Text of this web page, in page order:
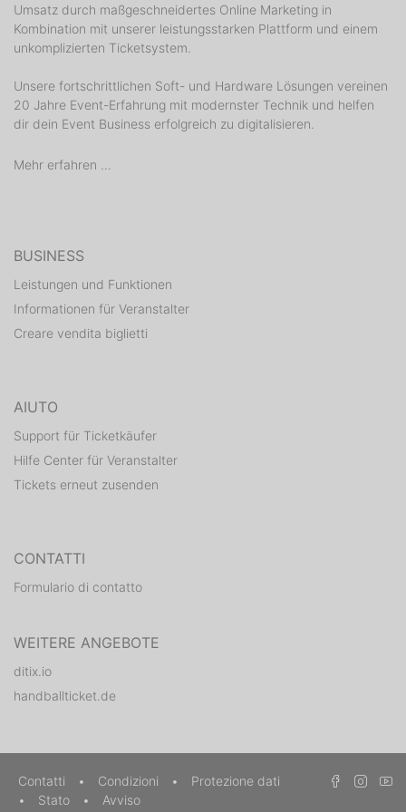
Umsatz durch maßgeschneidertes Online Marketing in
Kombination mit unserer leistungsstarken Plattform und einem
unkomplizierten Ticketsystem.
Unsere fortschrittlichen Soft- und Hardware Lösungen vereinen
20 Jahre Event-Erfahrung mit modernster Technik und helfen
dir dein Event Business erfolgreich zu digitalisieren.
Mehr erfahren ...
BUSINESS
Leistungen und Funktionen
Informationen für Veranstalter
Creare vendita biglietti
AIUTO
Support für Ticketkäufer
Hilfe Center für Veranstalter
Tickets erneut zusenden
CONTATTI
Formulario di contatto
WEITERE ANGEBOTE
ditix.io
handballticket.de
Contatti • Condizioni •
Protezione dati
•
Stato • Avviso